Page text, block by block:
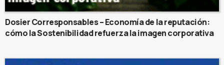
Dosier Corresponsables – Economía de la reputación:
cómo la Sostenibilidad refuerza la imagen corporativa